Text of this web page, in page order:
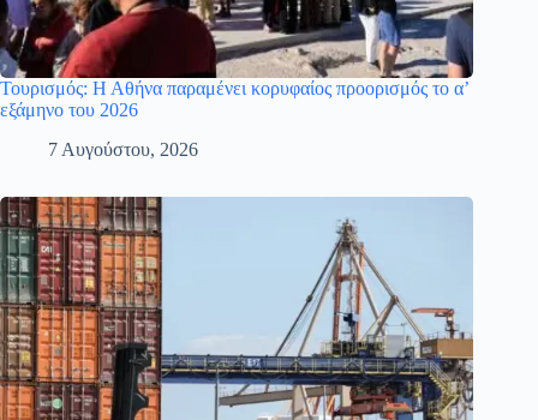
Τουρισμός: Η Αθήνα παραμένει κορυφαίος προορισμός το α’
εξάμηνο του 2026
7 Αυγούστου, 2026